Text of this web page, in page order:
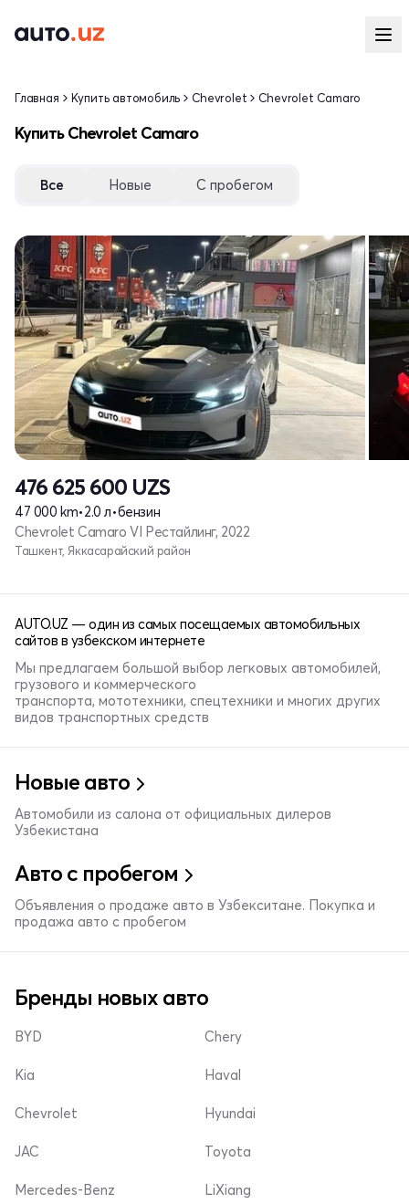
Главная Купить автомобиль Chevrolet Chevrolet Camaro
Купить Chevrolet Camaro
Все Новые С пробегом
476 625 600 UZS
47 000 km•2.0 л•бензин
Chevrolet Camaro VI Рестайлинг, 2022
Ташкент, Яккасарайский район
AUTO.UZ — один из самых посещаемых автомобильных
сайтов в узбекском интернете
Мы предлагаем большой выбор легковых автомобилей,
грузового и коммерческого
транспорта, мототехники, спецтехники и многих других
видов транспортных средств
Новые авто
Автомобили из салона от официальных дилеров
Узбекистана
Авто с пробегом
Объявления о продаже авто в Узбекситане. Покупка и
продажа авто с пробегом
Бренды новых авто
BYD
Kia
Chevrolet
Chery
Haval
Hyundai
JAC
Mercedes-Benz
Toyota
LiXiang